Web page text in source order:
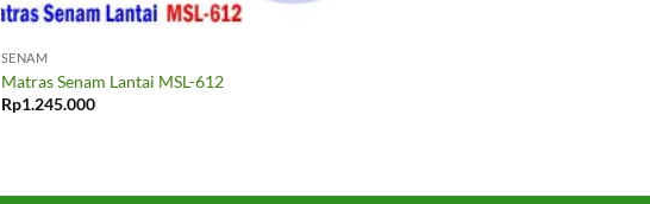
SENAM
Matras Senam Lantai MSL-612
Rp1.245.000